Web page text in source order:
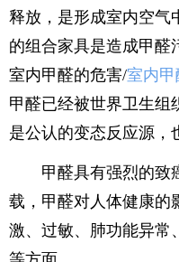
释放，是形成室内空气
的组合家具是造成甲醛
室内甲醛的危害/室内甲
甲醛已经被世界卫生组
是公认的变态反应源，
甲醛具有强烈的致
载，甲醛对人体健康的
激、过敏、肺功能异常